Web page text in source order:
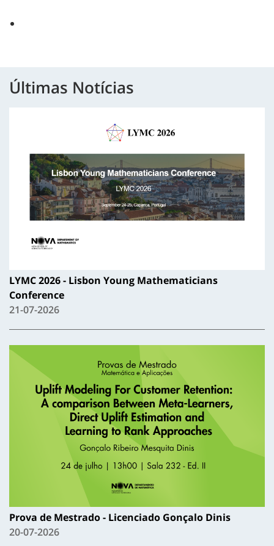
Últimas Notícias
LYMC 2026 - Lisbon Young Mathematicians
Conference
21-07-2026
Prova de Mestrado - Licenciado Gonçalo Dinis
20-07-2026